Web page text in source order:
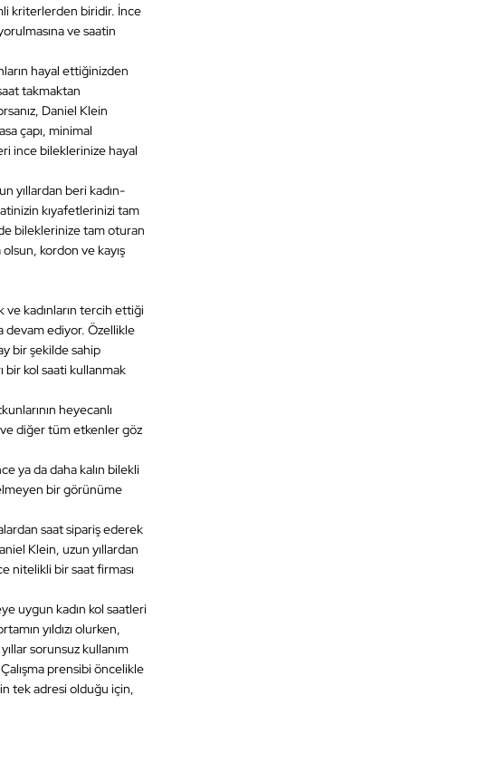
kriterlerden biridir. İnce
ve saatin
hayal ettiğinizden
takmaktan
Daniel Klein
çapı, minimal
ince bileklerinize hayal
yıllardan beri kadın-
kıyafetlerinizi tam
bileklerinize tam oturan
kordon ve kayış
ve kadınların tercih ettiği
devam ediyor. Özellikle
bir şekilde sahip
bir kol saati kullanmak
heyecanlı
ve diğer tüm etkenler göz
ya da daha kalın bilekli
bir görünüme
saat sipariş ederek
Klein, uzun yıllardan
nitelikli bir saat firması
uygun kadın kol saatleri
yıldızı olurken,
sorunsuz kullanım
prensibi öncelikle
tek adresi olduğu için,